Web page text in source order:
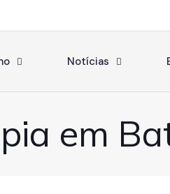
Notícias
em